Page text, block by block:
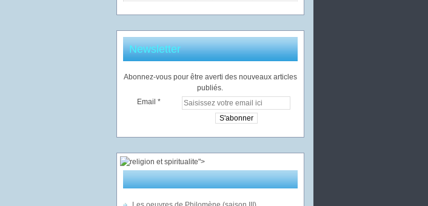
Newsletter
Abonnez-vous pour être averti des nouveaux articles
publiés.
Email
">